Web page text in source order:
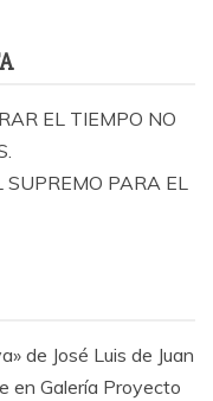
EL TIEMPO NO
SUPREMO PARA EL
de José Luis de Juan
en Galería Proyecto